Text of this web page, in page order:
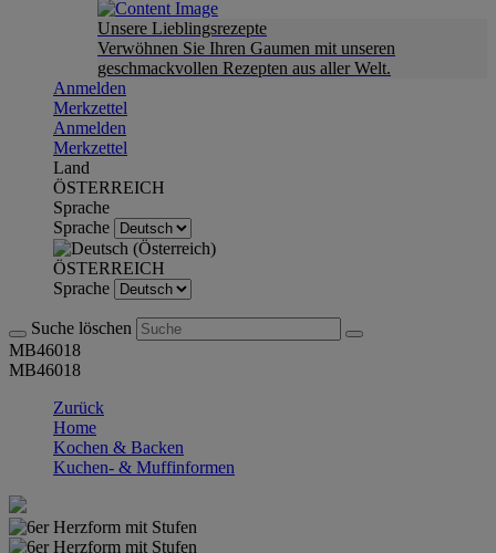
Unsere Lieblingsrezepte
Verwöhnen Sie Ihren Gaumen mit unseren
geschmackvollen Rezepten aus aller Welt.
Anmelden
Merkzettel
Anmelden
Merkzettel
Land
ÖSTERREICH
Sprache
Sprache
ÖSTERREICH
Sprache
Suche löschen
MB46018
MB46018
Zurück
Home
Kochen & Backen
Kuchen- & Muffinformen